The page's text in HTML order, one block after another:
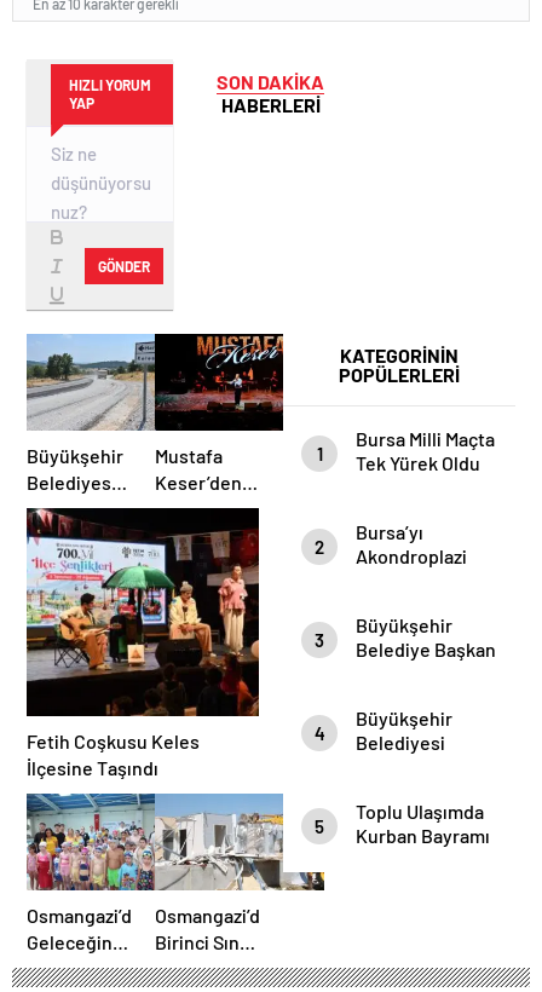
En az 10 karakter gerekli
HIZLI YORUM
YAP
GÖNDER
SON DAKİKA
HABERLERİ
KATEGORİNİN
POPÜLERLERİ
1
Bursa Milli Maçta
Tek Yürek Oldu
2
Bursa’yı
Akondroplazi
3
Büyükşehir
Belediye Başkan
Marşın
Bestecilerini
4
Büyükşehir
Belediyesi
“Aşure Bereket
Demektir”
5
Toplu Ulaşımda
Kurban Bayramı
Büyükşehir
Belediyesi
Harmancık’ta
Yolları
Yeniliyor
Mustafa
Keser’den
Müzik Dolu
Gece
Fetih Coşkusu Keles
İlçesine Taşındı
Osmangazi’de
Geleceğin
Yüzücüleri
Osmangazi’de
Birinci Sınıf
Tarım